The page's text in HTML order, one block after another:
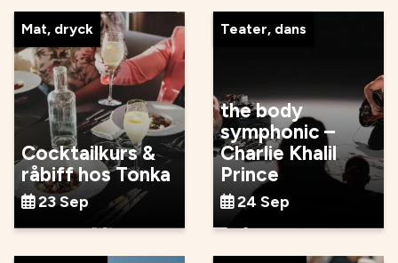
Mat, dryck
Cocktailkurs &
råbiff hos Tonka
23 Sep
Teater, dans
the body
symphonic –
Charlie Khalil
Prince
24 Sep